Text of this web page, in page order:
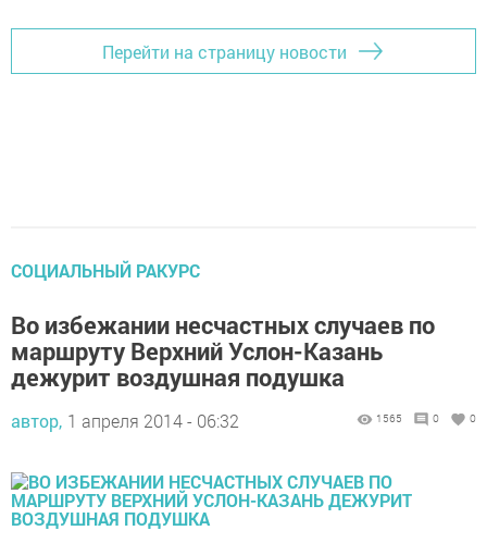
Перейти на страницу новости
СОЦИАЛЬНЫЙ РАКУРС
Во избежании несчастных случаев по
маршруту Верхний Услон-Казань
дежурит воздушная подушка
автор, 1 апреля 2014 - 06:32 1565 0 0